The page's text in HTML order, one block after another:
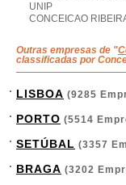
UNIP
CONCEICAO
Outras empresas de "
classificadas por
LISBOA (9285
PORTO (5514
SETÚBAL (3357
BRAGA (3202